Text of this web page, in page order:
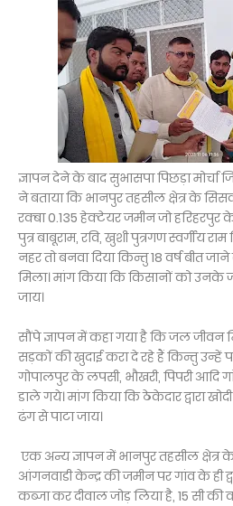
ज्ञापन देने के बाद सुभासपा पिछड़ा मोर्चा
ने बताया कि भानपुर तहसील क्षेत्र के
रक्बा 0.135 हेक्टेयर जमीन जो
पुत्र बाबूराम, रवि, खुशी पुत्रगण स्वर्गीय
नहर तो बनवा दिया किन्तु 18 वर्ष बीत
मिला। मांग किया कि किसानों को उनके
जाय।
सौंपे ज्ञापन में कहा गया है कि जल
सड़कों की खुदाई करा दे रहे हैं किन्तु उन्हें
गोपालपुर के लपसी, भौखरी, पिपरी
डाले गये। मांग किया कि ठेकेदार द्वारा
ढंग से पाटा जाय।
एक अन्य ज्ञापन में भानपुर तहसील क्षेत्र
आंगनवाडी केन्द्र की जमीन पर गांव के ही
कब्जा कर दीवाल जोड़ लिया है, 15 सी की